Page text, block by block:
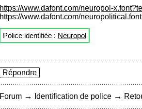
https://www.dafont.com/neuropol-
https://www.dafont.com/
Police identifiée : Neuropol
Répondre
Forum → Identification de police →